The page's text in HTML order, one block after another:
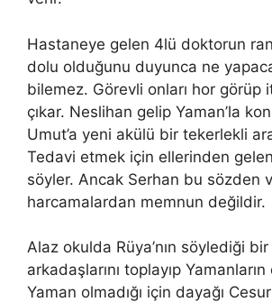
Hastaneye gelen 4lü doktorun
dolu olduğunu duyunca ne
bilemez. Görevli onları hor görüp
çıkar. Neslihan gelip Yaman’la
Umut’a yeni akülü bir tekerlekli
Tedavi etmek için ellerinden
söyler. Ancak Serhan bu sözden
harcamalardan memnun değildir.
Alaz okulda Rüya’nın söylediği
arkadaşlarını toplayıp
Yaman olmadığı için dayağı